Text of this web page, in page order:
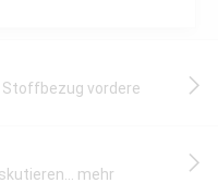
Stoffbezug vordere
mehr